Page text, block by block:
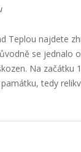
Teplou najdete
se jednalo
Na začátku
tedy